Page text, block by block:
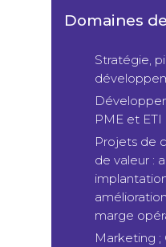
Domaines
Stratégie,
PME et ETI
Projets de
de valeur :
marge
Marketing ;